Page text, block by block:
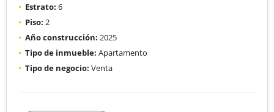
Estrato: 6
Piso: 2
Año construcción: 2025
Tipo de inmueble: Apartamento
Tipo de negocio: Venta